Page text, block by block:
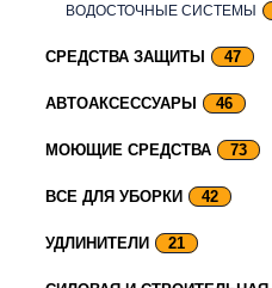
ВОДОСТОЧНЫЕ СИСТЕМЫ
СРЕДСТВА ЗАЩИТЫ 47
АВТОАКСЕССУАРЫ 46
МОЮЩИЕ СРЕДСТВА 73
ВСЕ ДЛЯ УБОРКИ 42
УДЛИНИТЕЛИ 21